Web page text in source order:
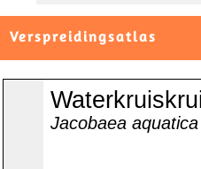
Verspreidingsatlas